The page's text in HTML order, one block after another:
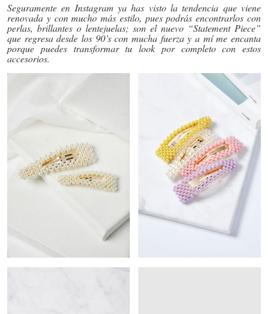
Seguramente en Instagram ya has visto la tendencia que viene
renovada y con mucho más estilo, pues podrás encontrarlos con
perlas, brillantes o lentejuelas; son el nuevo “Statement Piece”
que regresa desde los 90’s con mucha fuerza y a mí me encanta
porque puedes transformar tu look por completo con estos
accesorios.